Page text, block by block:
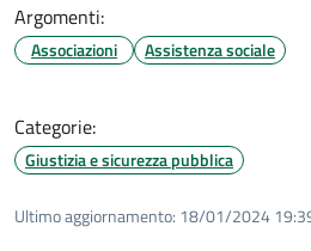
Argomenti:
Associazioni Assistenza sociale
Categorie:
Giustizia e sicurezza pubblica
Ultimo aggiornamento: 18/01/2024